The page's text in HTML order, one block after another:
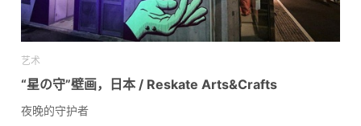
艺术
“星の守”壁画，日本 / Reskate Arts&Crafts
夜晚的守护者